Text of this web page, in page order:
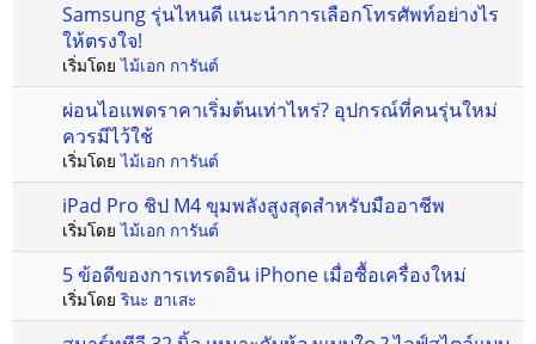
Samsung รุ่นไหนดี แนะนำการเลือกโทรศัพท์อย่างไร
ให้ตรงใจ!
เริ่มโดยไม้เอก การันต์
ผ่อนไอแพดราคาเริ่มต้นเท่าไหร่? อุปกรณ์ที่คนรุ่นใหม่
ควรมีไว้ใช้
เริ่มโดยไม้เอก การันต์
iPad Pro ชิป M4 ขุมพลังสูงสุดสำหรับมืออาชีพ
เริ่มโดยไม้เอก การันต์
5 ข้อดีของการเทรดอิน iPhone เมื่อซื้อเครื่องใหม่
เริ่มโดยรินะ ฮาเสะ